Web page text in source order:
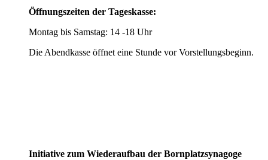
Öffnungszeiten der Tageskasse:
Montag bis Samstag: 14 -18 Uhr
Die Abendkasse öffnet eine Stunde vor Vorstellungsbeginn.
Initiative zum Wiederaufbau der Bornplatzsynagoge